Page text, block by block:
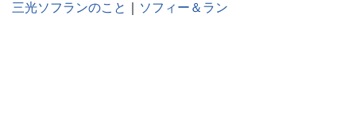
三光ソフランのこと
ソフィー＆ラン